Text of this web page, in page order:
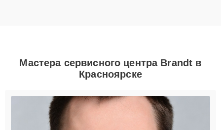
Мастера сервисного центра Brandt в
Красноярске